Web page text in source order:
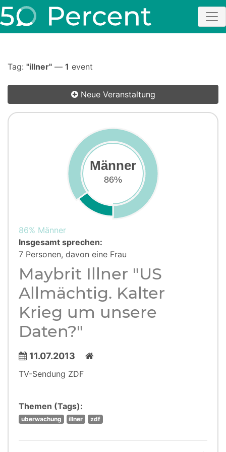
Tag: "illner" — 1 event
Neue Veranstaltung
Männer
86%
86% Männer
Insgesamt sprechen:
7 Personen, davon eine Frau
Maybrit Illner "US
Allmächtig. Kalter
Krieg um unsere
Daten?"
11.07.2013
TV-Sendung ZDF
Themen (Tags):
uberwachung illner zdf